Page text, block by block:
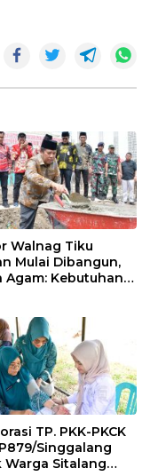
Walnag Tiku
Mulai Dibangun,
Agam: Kebutuhan
TP. PKK-PKCK
Singgalang
Warga Sitalang